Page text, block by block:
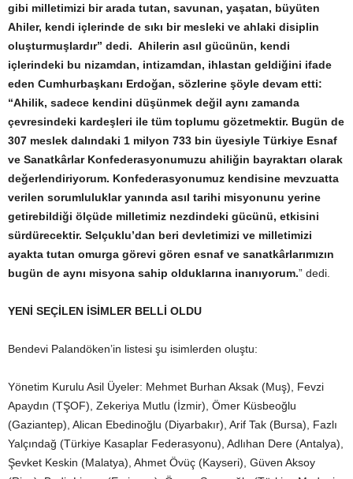
gibi milletimizi bir arada tutan, savunan, yaşatan, büyüten
Ahiler, kendi içlerinde de sıkı bir mesleki ve ahlaki disiplin
oluşturmuşlardır” dedi. Ahilerin asıl gücünün, kendi
içlerindeki bu nizamdan, intizamdan, ihlastan geldiğini ifade
eden Cumhurbaşkanı Erdoğan, sözlerine şöyle devam etti:
“Ahilik, sadece kendini düşünmek değil aynı zamanda
çevresindeki kardeşleri ile tüm toplumu gözetmektir. Bugün de
307 meslek dalındaki 1 milyon 733 bin üyesiyle Türkiye Esnaf
ve Sanatkârlar Konfederasyonumuzu ahiliğin bayraktarı olarak
değerlendiriyorum. Konfederasyonumuz kendisine mevzuatta
verilen sorumluluklar yanında asıl tarihi misyonunu yerine
getirebildiği ölçüde milletimiz nezdindeki gücünü, etkisini
sürdürecektir. Selçuklu’dan beri devletimizi ve milletimizi
ayakta tutan omurga görevi gören esnaf ve sanatkârlarımızın
bugün de aynı misyona sahip olduklarına inanıyorum.” dedi.
YENİ SEÇİLEN İSİMLER BELLİ OLDU
Bendevi Palandöken’in listesi şu isimlerden oluştu:
Yönetim Kurulu Asil Üyeler: Mehmet Burhan Aksak (Muş), Fevzi
Apaydın (TŞOF), Zekeriya Mutlu (İzmir), Ömer Küsbeoğlu
(Gaziantep), Alican Ebedinoğlu (Diyarbakır), Arif Tak (Bursa), Fazlı
Yalçındağ (Türkiye Kasaplar Federasyonu), Adlıhan Dere (Antalya),
Şevket Keskin (Malatya), Ahmet Övüç (Kayseri), Güven Aksoy